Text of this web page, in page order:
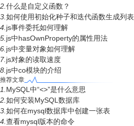
2. 什么是自定义函数？
3. 如何使用初始化种子和迭代函数生成列表
4. js事件委托如何理解
5. js中hasOwnProperty的属性用法
6. js中变量对象如何理解
7. js对象的读取速度
8. js中co模块的介绍
推荐文章
1. MySQL中“<>”是什么意思
2. 如何安装MySQL数据库
3. 如何在mysql数据库中创建一张表
4. 查看mysql版本的命令